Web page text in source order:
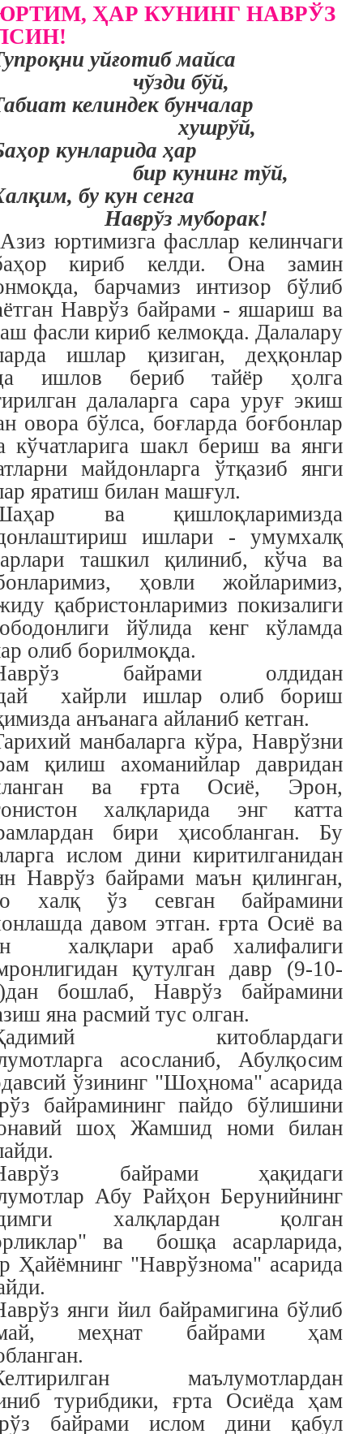
ҲАР КУНИНГ НАВРЎЗ
уйғотиб майса
бўй,
келиндек бунчалар
кунларида ҳар
кунинг тўй,
бу кун сенга
муборак!
юртимизга фасллар келинчаги
кириб келди. Она замин
барчамиз интизор бўлиб
Наврўз байрами - яшариш ва
фасли кириб келмоқда. Далалару
ишлар қизиган, деҳқонлар
ишлов бериб тайёр ҳолга
далаларга сара уруғ экиш
овора бўлса, боғларда боғбонлар
кўчатларига шакл бериш ва янги
майдонларга ўтқазиб янги
яратиш билан машғул.
ва қишлоқларимизда
ишлари - умумхалқ
ташкил қилиниб, кўча ва
ҳовли жойларимиз,
қабристонларимиз покизалиги
йўлида кенг кўламда
олиб борилмоқда.
байрами олдидан
хайрли ишлар олиб бориш
анъанага айланиб кетган.
манбаларга кўра, Наврўзни
қилиш ахоманийлар давридан
ва ғрта Осиё, Эрон,
халқларида энг катта
бири ҳисобланган. Бу
ислом дини киритилганидан
Наврўз байрами маън қилинган,
халқ ўз севган байрамини
давом этган. ғрта Осиё ва
халқлари араб халифалиги
қутулган давр (9-10-
бошлаб, Наврўз байрамини
яна расмий тус олган.
китоблардаги
асосланиб, Абулқосим
ўзининг "Шоҳнома" асарида
байрамининг пайдо бўлишини
шоҳ Жамшид номи билан
байрами ҳақидаги
Абу Райҳон Берунийнинг
халқлардан қолган
ва бошқа асарларида,
Ҳайёмнинг "Наврўзнома" асарида
янги йил байрамигина бўлиб
меҳнат байрами ҳам
маълумотлардан
турибдики, ғрта Осиёда ҳам
байрами ислом дини қабул